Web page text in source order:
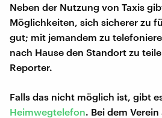
Neben der Nutzung von Taxis
Möglichkeiten, sich sicherer zu
gut; mit jemandem zu
nach Hause den Standort zu
Reporter.
Falls das nicht möglich ist, gibt
Heimwegtelefon. Bei dem